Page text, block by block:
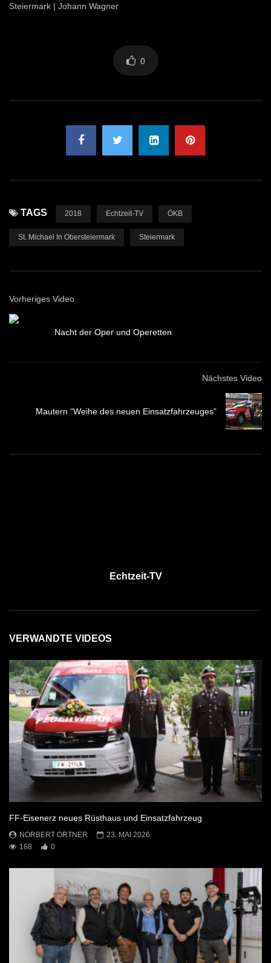
Steiermark | Johann Wagner
0
TAGS 2018 Echtzeit-TV ÖKB
St. Michael In Obersteiermark Steiermark
Vorheriges Video
Nacht der Oper und Operetten
Nächstes Video
Mautern “Weihe des neuen Einsatzfahrzeuges”
Echtzeit-TV
VERWANDTE VIDEOS
FF-Eisenerz neues Rüsthaus und Einsatzfahrzeug
NORBERT ORTNER
23. MAI 2026
168
0